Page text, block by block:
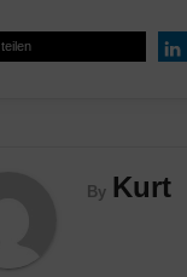
teilen
By Kurt